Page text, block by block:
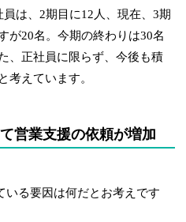
は、2期目に12人、現在、3期
が20名。今期の終わりは30名
、正社員に限らず、今後も積
考えています。
営業支援の依頼が増加
いる要因は何だとお考えです